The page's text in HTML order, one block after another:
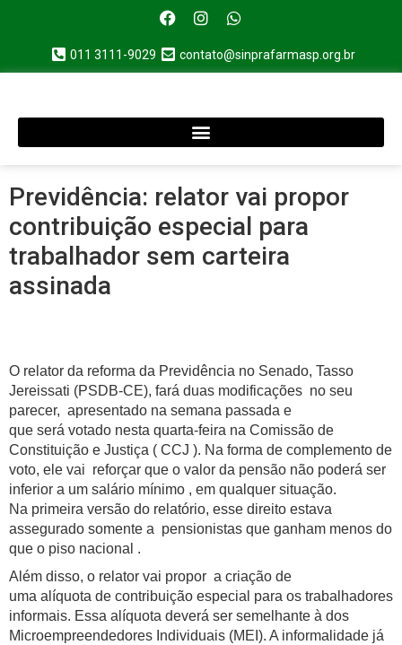
011 3111-9029 contato@sinprafarmasp.org.br
Previdência: relator vai propor
contribuição especial para
trabalhador sem carteira
assinada
O relator da reforma da Previdência no Senado, Tasso
Jereissati (PSDB-CE), fará duas modificações no seu
parecer, apresentado na semana passada e
que será votado nesta quarta-feira na Comissão de
Constituição e Justiça ( CCJ ). Na forma de complemento de
voto, ele vai reforçar que o valor da pensão não poderá ser
inferior a um salário mínimo , em qualquer situação.
Na primeira versão do relatório, esse direito estava
assegurado somente a pensionistas que ganham menos do
que o piso nacional .
Além disso, o relator vai propor a criação de
uma alíquota de contribuição especial para os trabalhadores
informais. Essa alíquota deverá ser semelhante à dos
Microempreendedores Individuais (MEI). A informalidade já